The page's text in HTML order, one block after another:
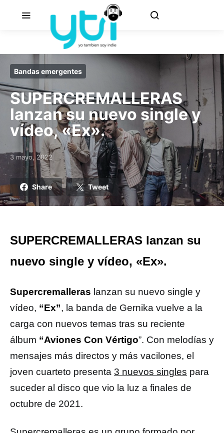
Bandas emergentes
SUPERCREMALLERAS
lanzan su nuevo single y
vídeo, «Ex».
Posted on
3 mayo, 2022
Share Tweet
SUPERCREMALLERAS lanzan su
nuevo single y vídeo, «Ex».
Supercremalleras lanzan su nuevo single y
vídeo, “Ex”, la banda de Gernika vuelve a la
carga con nuevos temas tras su reciente
álbum “Aviones Con Vértigo”. Con melodías y
mensajes más directos y más vacilones, el
joven cuarteto presenta 3 nuevos singles para
suceder al disco que vio la luz a finales de
octubre de 2021.